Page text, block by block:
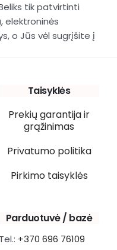
tik patvirtinti
elektroninės
o Jūs vėl sugrįšite į
Taisyklės
Prekių garantija ir
grąžinimas
Privatumo politika
Pirkimo taisyklės
Parduotuvė / bazė
Tel.: +370 696 76109